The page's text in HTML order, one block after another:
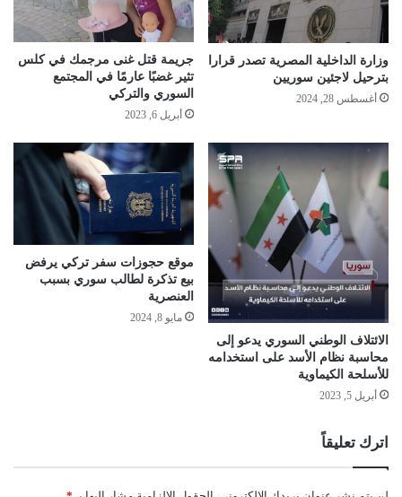
وزارة الداخلية المصرية تصدر قرارا
بترحيل لاجئين سوريين
أغسطس 28, 2024
جريمة قتل غنى مرجمك في كلس
تثير غضبًا عارمًا في المجتمع
السوري والتركي
أبريل 6, 2023
الائتلاف الوطني السوري يدعو إلى
محاسبة نظام الأسد على استخدامه
للأسلحة الكيماوية
أبريل 5, 2023
موقع حجوزات سفر تركي يرفض
بيع تذكرة لطالب سوري بسبب
العنصرية
مايو 8, 2024
اترك تعليقاً